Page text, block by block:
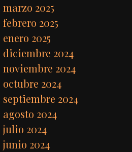
marzo 2025
febrero 2025
enero 2025
diciembre 2024
noviembre 2024
octubre 2024
septiembre 2024
agosto 2024
julio 2024
junio 2024